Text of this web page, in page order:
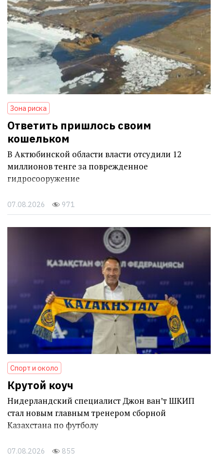
Зона риска
Ответить пришлось своим
кошельком
В Актюбинской области власти отсудили 12
миллионов тенге за поврежденное
гидросооружение
07.08.2026 971
Спорт и около
Крутой коуч
Нидерландский специалист Джон ван’т ШКИП
стал новым главным тренером сборной
Казахстана по футболу
07.08.2026 855